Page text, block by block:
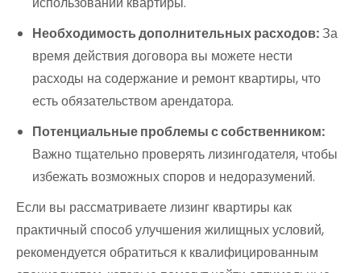
Необходимость дополнительных расходов: За
время действия договора вы можете нести
расходы на содержание и ремонт квартиры, что
есть обязательством арендатора.
Потенциальные проблемы с собственником:
Важно тщательно проверять лизингодателя, чтобы
избежать возможных споров и недоразумений.
Если вы рассматриваете лизинг квартиры как
практичный способ улучшения жилищных условий,
рекомендуется обратиться к квалифицированным